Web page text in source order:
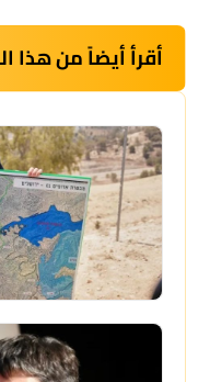
أقرأ أيضاً من هذا